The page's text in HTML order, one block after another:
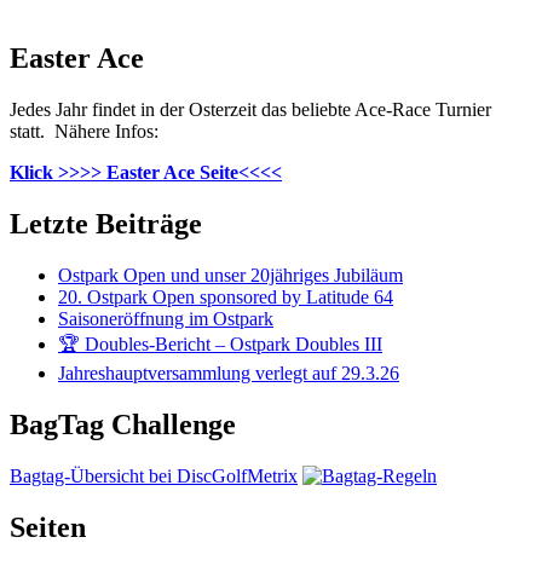
Easter Ace
Jedes Jahr findet in der Osterzeit das beliebte Ace-Race Turnier
statt. Nähere Infos:
Klick >>>> Easter Ace Seite<<<<
Letzte Beiträge
Ostpark Open und unser 20jähriges Jubiläum
20. Ostpark Open sponsored by Latitude 64
Saisoneröffnung im Ostpark
🏆 Doubles-Bericht – Ostpark Doubles III
Jahreshauptversammlung verlegt auf 29.3.26
BagTag Challenge
Bagtag-Übersicht bei DiscGolfMetrix
Seiten